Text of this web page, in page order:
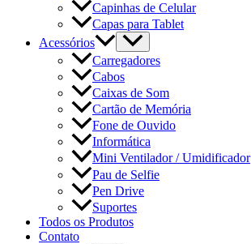
Capinhas de Celular
Capas para Tablet
Acessórios
Carregadores
Cabos
Caixas de Som
Cartão de Memória
Fone de Ouvido
Informática
Mini Ventilador / Umidificador
Pau de Selfie
Pen Drive
Suportes
Todos os Produtos
Contato